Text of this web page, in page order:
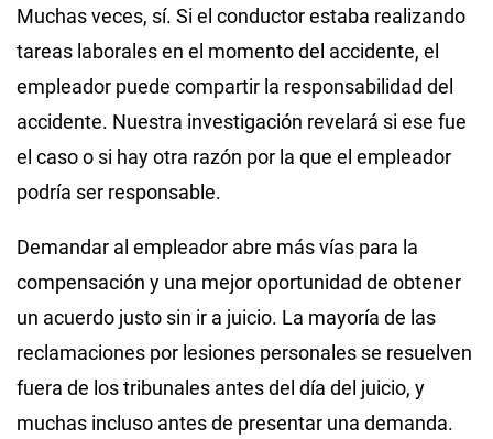
Muchas veces, sí. Si el conductor estaba realizando
tareas laborales en el momento del accidente, el
empleador puede compartir la responsabilidad del
accidente. Nuestra investigación revelará si ese fue
el caso o si hay otra razón por la que el empleador
podría ser responsable.
Demandar al empleador abre más vías para la
compensación y una mejor oportunidad de obtener
un acuerdo justo sin ir a juicio. La mayoría de las
reclamaciones por lesiones personales se resuelven
fuera de los tribunales antes del día del juicio, y
muchas incluso antes de presentar una demanda.